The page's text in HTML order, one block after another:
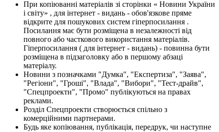
При копіюванні матеріалів зі сторінки « Новини України
і світу» , для інтернет - видань - обов'язкове пряме
відкрите для пошукових систем гіперпосилання .
Посилання має бути розміщена в незалежності від
повного або часткового використання матеріалів.
Гіперпосилання ( для інтернет - видань) - повинна бути
розміщена в підзаголовку або в першому абзаці
матеріалу.
Новини з позначками "Думка", "Експертиза", "Заява",
"Регіони", "Гроші", "Влада", "Вибори", "Тест-драйв",
"Спецпроекти", "Промо" публікуються на правах
реклами.
Розділ Спецпроекти створюється спільно з
комерційними партнерами.
Будь яке копіювання, публікація, передрук, чи наступне